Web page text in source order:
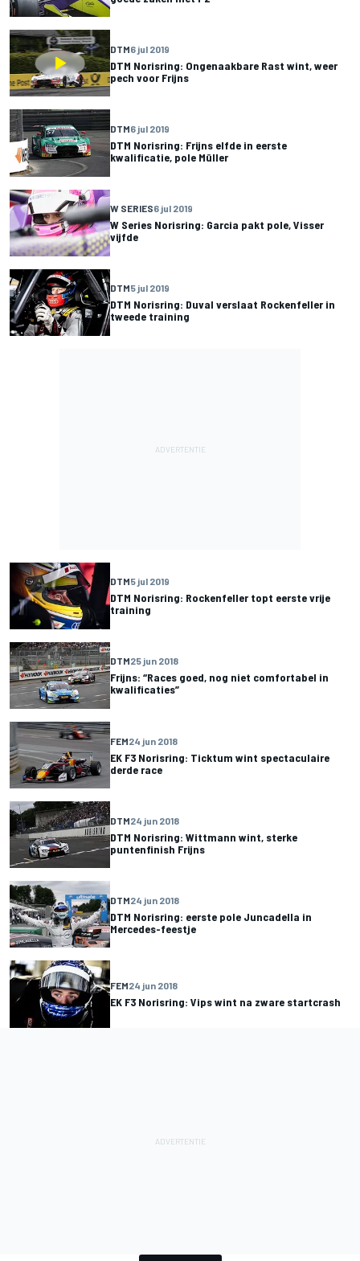
DTM6 jul 2019
DTM Norisring: Ongenaakbare Rast wint, weer
pech voor Frijns
DTM6 jul 2019
DTM Norisring: Frijns elfde in eerste
kwalificatie, pole Müller
W SERIES6 jul 2019
W Series Norisring: Garcia pakt pole, Visser
vijfde
DTM5 jul 2019
DTM Norisring: Duval verslaat Rockenfeller in
tweede training
DTM5 jul 2019
DTM Norisring: Rockenfeller topt eerste vrije
training
DTM25 jun 2018
Frijns: “Races goed, nog niet comfortabel in
kwalificaties”
FEM24 jun 2018
EK F3 Norisring: Ticktum wint spectaculaire
derde race
DTM24 jun 2018
DTM Norisring: Wittmann wint, sterke
puntenfinish Frijns
DTM24 jun 2018
DTM Norisring: eerste pole Juncadella in
Mercedes-feestje
FEM24 jun 2018
EK F3 Norisring: Vips wint na zware startcrash